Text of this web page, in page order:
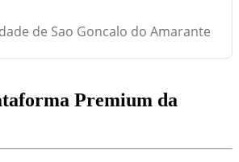
de Sao Goncalo do Amarante
Premium da